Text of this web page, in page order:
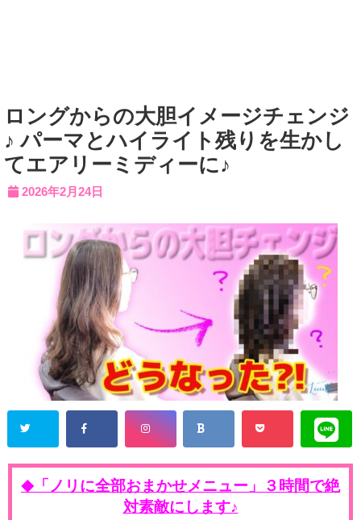
ロングからの大胆イメージチェンジ
♪ パーマとハイライト残りを生かし
てエアリーミディーに♪
2026年2月24日
◆
「ノリに全部おまかせメニュー」３時間で絶
対素敵にします♪